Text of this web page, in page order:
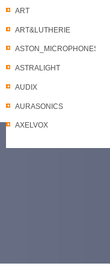
ART
ART&LUTHERIE
ASTON_MICROPHONES
ASTRALIGHT
AUDIX
AURASONICS
AXELVOX